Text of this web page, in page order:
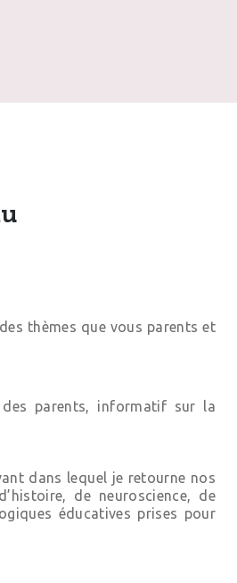
thèmes que vous parents et
parents, informatif sur la
dans lequel je retourne nos
de neuroscience, de
éducatives prises pour